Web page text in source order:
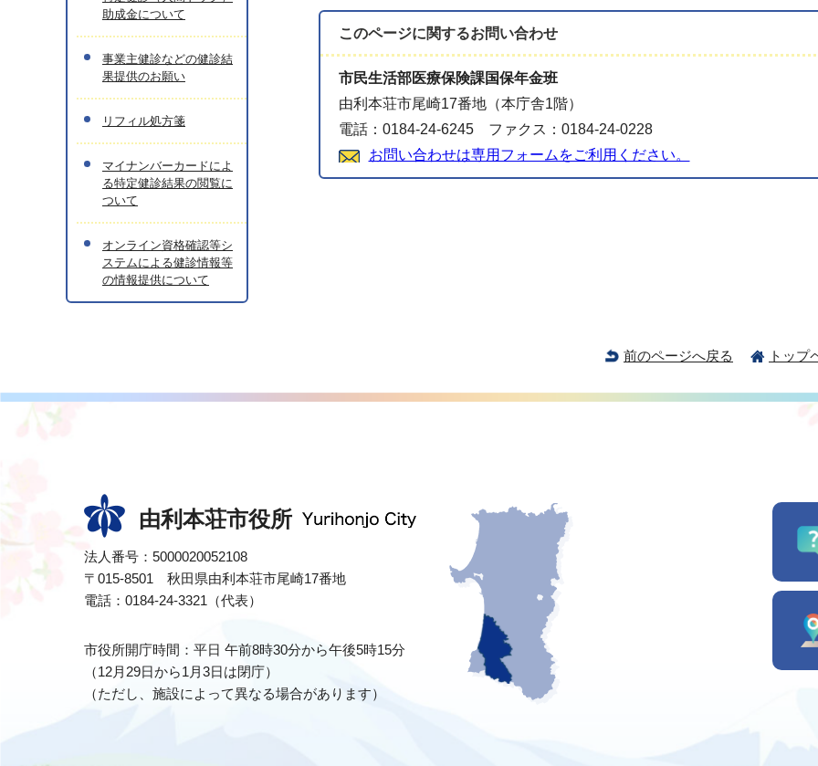
このページに関するお問い合わせ
市民生活部医療保険課国保年金班
由利本荘市尾崎17番地（本庁舎1階）
電話：0184-24-6245 ファクス：0184-24-0228
お問い合わせは専用フォームをご利用ください。
助成金について
事業主健診などの健診結
果提供のお願い
リフィル処方箋
マイナンバーカードによ
る特定健診結果の閲覧に
ついて
オンライン資格確認等シ
ステムによる健診情報等
の情報提供について
前のページへ戻る トップ
由利本荘市役所
法人番号：5000020052108
〒015-8501 秋田県由利本荘市尾崎17番地
電話：0184-24-3321（代表）
市役所開庁時間：平日 午前8時30分から午後5時15分
（12月29日から1月3日は閉庁）
（ただし、施設によって異なる場合があります）